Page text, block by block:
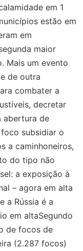
em 1
estão em
em
maior
Mais um evento
de outra
combater a
decretar
abertura de
subsidiar o
a caminhoneiros,
do tipo não
a exposição à
– agora em alta
a Rússia é a
em altaSegundo
de focos de
(2.287 focos)